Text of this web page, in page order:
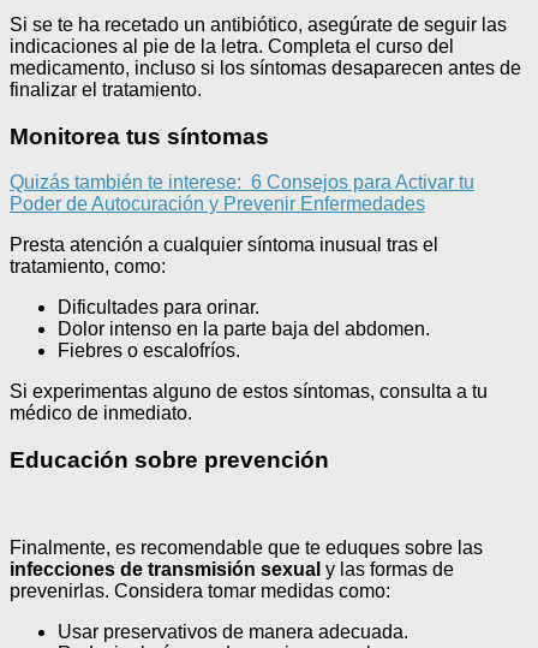
Si se te ha recetado un antibiótico, asegúrate de seguir las
indicaciones al pie de la letra. Completa el curso del
medicamento, incluso si los síntomas desaparecen antes de
finalizar el tratamiento.
Monitorea tus síntomas
Quizás también te interese: 6 Consejos para Activar tu
Poder de Autocuración y Prevenir Enfermedades
Presta atención a cualquier síntoma inusual tras el
tratamiento, como:
Dificultades para orinar.
Dolor intenso en la parte baja del abdomen.
Fiebres o escalofríos.
Si experimentas alguno de estos síntomas, consulta a tu
médico de inmediato.
Educación sobre prevención
Finalmente, es recomendable que te eduques sobre las
infecciones de transmisión sexual y las formas de
prevenirlas. Considera tomar medidas como:
Usar preservativos de manera adecuada.